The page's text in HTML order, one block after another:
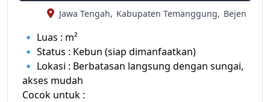
Jawa Tengah, Kabupaten Temanggung, Bejen
🔹 Luas : m²
🔹 Status : Kebun (siap dimanfaatkan)
🔹 Lokasi : Berbatasan langsung dengan sungai,
akses mudah
Cocok untuk :